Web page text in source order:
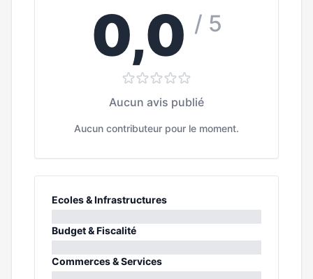
0,0 / 5
Aucun avis publié
Aucun contributeur pour le moment.
Ecoles & Infrastructures
0%
Budget & Fiscalité
0%
Commerces & Services